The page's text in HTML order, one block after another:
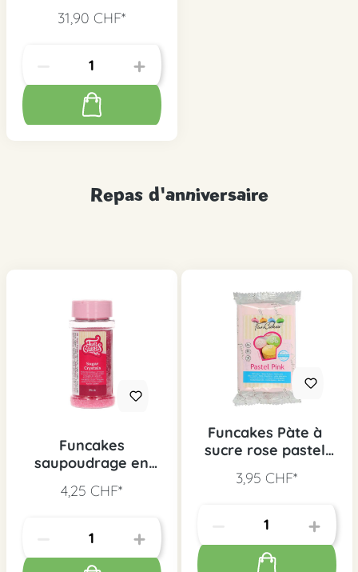
31,90 CHF*
Repas d'anniversaire
Funcakes
saupoudrage en
4,25 CHF*
Funcakes Pàte à
sucre rose pastel,
3,95 CHF*